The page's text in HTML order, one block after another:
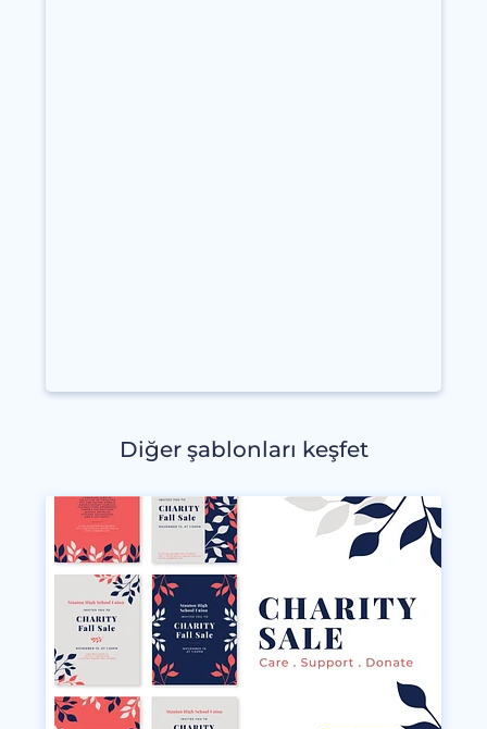
Diğer şablonları keşfet